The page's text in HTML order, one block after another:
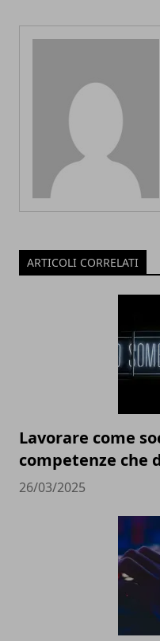
ARTICOLI CORRELATI
Lavorare come
competenze che
26/03/2025